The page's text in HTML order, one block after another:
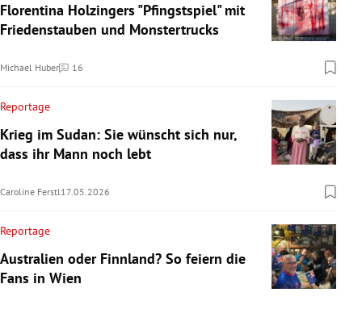
Florentina Holzingers "Pfingstspiel" mit
Friedenstauben und Monstertrucks
Michael Huber 16
Kommentare
Reportage
Krieg im Sudan: Sie wünscht sich nur,
dass ihr Mann noch lebt
Caroline Ferstl17.05.2026
Reportage
Australien oder Finnland? So feiern die
Fans in Wien